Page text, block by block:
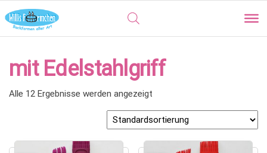
mit Edelstahlgriff
Alle 12 Ergebnisse werden angezeigt